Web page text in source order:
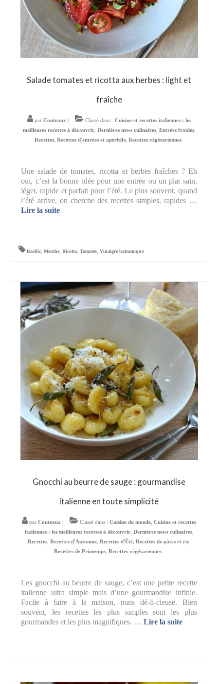
Salade tomates et ricotta aux herbes : light et
fraîche
par Couteaux Classé dans : Cuisine et recettes italiennes : les
meilleures recettes à découvrir, Dernières news culinaires, Entrées froides,
Recettes, Recettes d'entrées et apéritifs, Recettes végétariennes
Une salade de tomates, ricotta et herbes fraîches ? Eh
oui, c’est la bonne idée pour une entrée ou un plat sain,
léger, rapide et parfait pour l’été. Le plus souvent, quand
l’été arrive, on cherche des recettes simples, rapides …
Lire la suite­­
Basilic,Menthe,Ricotta,Tomates,Vinaigre balsamique
Gnocchi au beurre de sauge : gourmandise
italienne en toute simplicité
par Couteaux Classé dans : Cuisine du monde Cuisine et recettes
italiennes : les meilleures recettes à découvrir, Dernières news culinaires,
Recettes, Recettes d'Automne, Recettes d'Été, Recettes de pâtes et riz,
Recettes de Printemps Recettes végétariennes
Les gnocchi au beurre de sauge, c’est une petite recette
italienne ultra simple mais d’une gourmandise infinie.
Facile à faire à la maison, mais dé-li-cieuse. Bien
souvent, les recettes les plus simples sont les plus
gourmandes et les plus magnifiques. …Lire la suite­­